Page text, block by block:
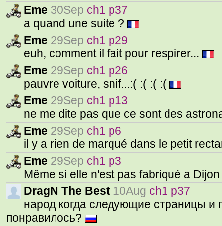
Eme 30Sep ch1 p37
a quand une suite ?
Eme 29Sep ch1 p29
euh, comment il fait pour respirer...
Eme 29Sep ch1 p26
pauvre voiture, snif...:( :( :( :(
Eme 29Sep ch1 p13
ne me dite pas que ce sont des
Eme 29Sep ch1 p6
il y a rien de marqué dans le petit
Eme 29Sep ch1 p3
Même si elle n'est pas fabriqué a
DragN The Best 10Aug ch1 p37
народ когда следующие страницы и
понравилось?